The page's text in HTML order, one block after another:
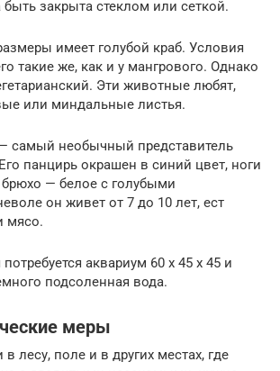
закрыта стеклом или сеткой.
имеет голубой краб. Условия
такие же, как и у мангрового. Однако
Эти животные любят,
или миндальные листья.
самый необычный представитель
панцирь окрашен в синий цвет, ноги
— белое с голубыми
он живет от 7 до 10 лет, ест
мясо.
аквариум 60 х 45 х 45 и
подсоленная вода.
меры
лесу, поле и в других местах, где